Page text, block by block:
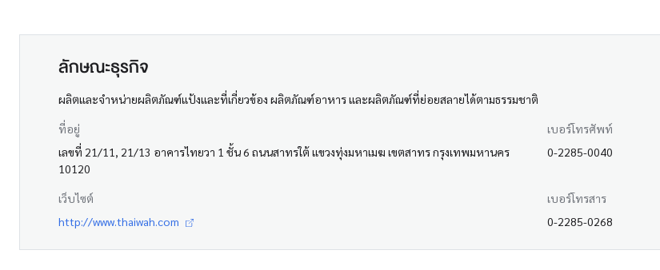
ลักษณะธุรกิจ
ผลิตและจําหน่ายผลิตภัณฑ์แป้งและที่เกี่ยวข้อง ผลิตภัณฑ์อาหาร และผลิตภัณฑ์ที่ย่อยสลายได้ตามธรรมชาติ
ที่อยู่
เลขที่ 21/11, 21/13 อาคารไทยวา 1 ชั้น 6 ถนนสาทรใต้ แขวงทุ่งมหาเมฆ เขตสาทร กรุงเทพมหานคร
10120
เบอร์โทรศัพท์
0-2285-0040
เว็บไซต์
http://www.thaiwah.com
เบอร์โทรสาร
0-2285-0268